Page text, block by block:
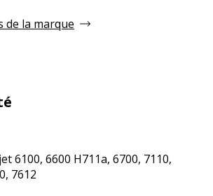
de la marque
6100, 6600 H711a, 6700, 7110,
7612